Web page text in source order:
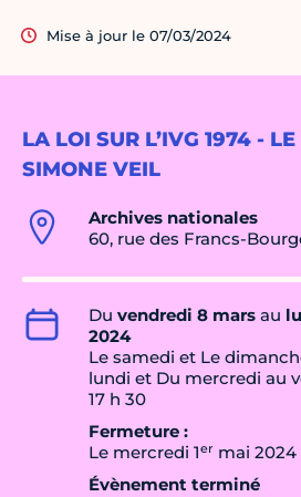
LA LOI SUR L’IVG 1974 -
SIMONE VEIL
Archives nationales
60, rue des Francs-
Du vendredi 8 mars au
2024
Le samedi et Le
lundi et Du mercredi au
17 h 30
Fermeture :
Le mercredi 1er mai 2024
Évènement terminé
Mise à jour le 07/03/2024